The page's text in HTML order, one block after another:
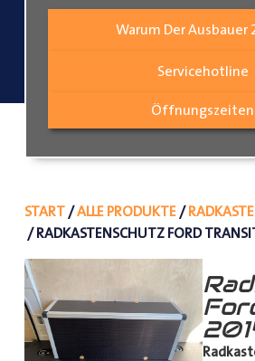
Warum Der Ausbauer
Servicehotline
Öffnungszeiten
START/ALLE PRODUKTE/
/ RADKASTENSCHUTZ FORD